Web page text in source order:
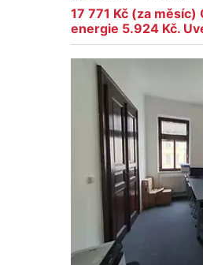
17 771 Kč (za měsíc)
energie 5.924 Kč.